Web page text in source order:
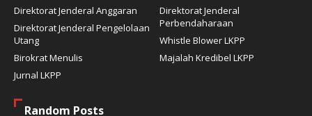
Direktorat Jenderal Anggaran
Direktorat Jenderal
Perbendaharaan
Direktorat Jenderal Pengelolaan
Utang
Whistle Blower LKPP
Birokrat Menulis
Majalah Kredibel LKPP
Jurnal LKPP
Random Posts